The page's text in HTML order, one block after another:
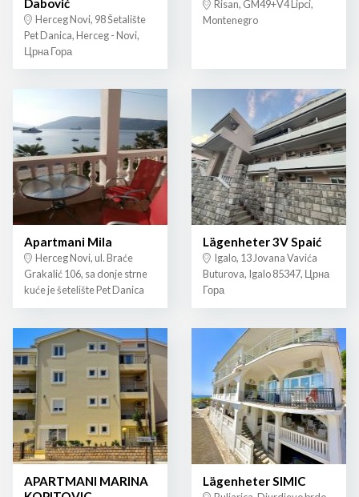
Dabović
Herceg Novi, 98 Šetalište
Pet Danica, Herceg - Novi,
Црна Гора
Risan, GM49+V4 Lipci,
Montenegro
Apartmani Mila
Herceg Novi, ul. Braće
Grakalić 106, sa donje strne
kuće je šetelište Pet Danica
Lägenheter 3V Spaić
Igalo, 13 Jovana Vavića
Buturova, Igalo 85347, Црна
Гора
APARTMANI MARINA
Lägenheter SIMIC